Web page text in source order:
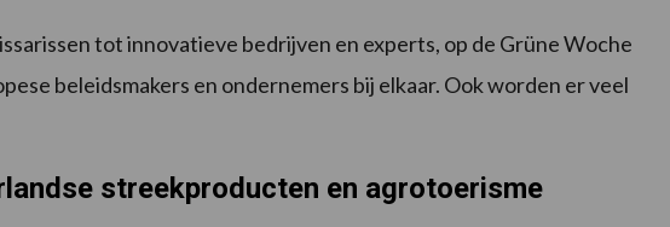
tot innovatieve bedrijven en experts, op de Grüne Woche
beleidsmakers en ondernemers bij elkaar. Ook worden er veel
streekproducten en agrotoerisme